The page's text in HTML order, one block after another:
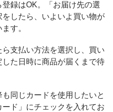
録はOK。「お届け先の選
したら、いよいよ買い物が
す。
支払い方法を選択し、買い
た日時に商品が届くまで待
同じカードを使用したいと
ド」にチェックを入れてお